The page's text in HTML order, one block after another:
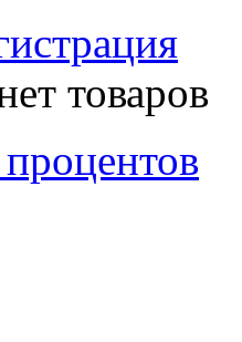
товаров